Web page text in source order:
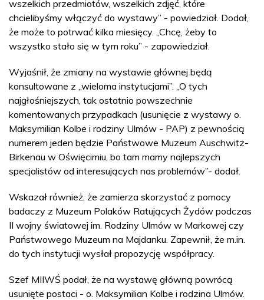
wszelkich przedmiotów, wszelkich zdjęć, które
chcielibyśmy włączyć do wystawy” - powiedział. Dodał,
że może to potrwać kilka miesięcy. „Chcę, żeby to
wszystko stało się w tym roku” - zapowiedział.
Wyjaśnił, że zmiany na wystawie głównej będą
konsultowane z „wieloma instytucjami”. „O tych
najgłośniejszych, tak ostatnio powszechnie
komentowanych przypadkach (usunięcie z wystawy o.
Maksymilian Kolbe i rodziny Ulmów - PAP) z pewnością
numerem jeden będzie Państwowe Muzeum Auschwitz-
Birkenau w Oświęcimiu, bo tam mamy najlepszych
specjalistów od interesujących nas problemów”- dodał.
Wskazał również, że zamierza skorzystać z pomocy
badaczy z Muzeum Polaków Ratujących Żydów podczas
II wojny światowej im. Rodziny Ulmów w Markowej czy
Państwowego Muzeum na Majdanku. Zapewnił, że m.in.
do tych instytucji wysłał propozycję współpracy.
Szef MIIWŚ podał, że na wystawę główną powrócą
usunięte postaci - o. Maksymilian Kolbe i rodzina Ulmów.